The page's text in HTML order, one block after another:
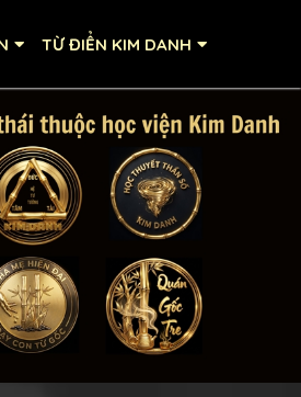
TỪ ĐIỂN KIM DANH